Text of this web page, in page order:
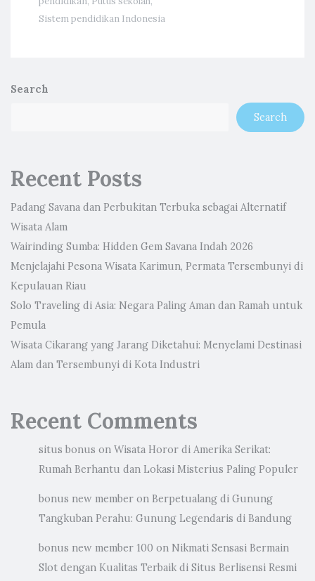
Sistem pendidikan Indonesia
Search
Search
Recent Posts
Padang Savana dan Perbukitan Terbuka sebagai Alternatif
Wisata Alam
Wairinding Sumba: Hidden Gem Savana Indah 2026
Menjelajahi Pesona Wisata Karimun, Permata Tersembunyi di
Kepulauan Riau
Solo Traveling di Asia: Negara Paling Aman dan Ramah untuk
Pemula
Wisata Cikarang yang Jarang Diketahui: Menyelami Destinasi
Alam dan Tersembunyi di Kota Industri
Recent Comments
situs bonus on Wisata Horor di Amerika Serikat:
Rumah Berhantu dan Lokasi Misterius Paling Populer
bonus new member on Berpetualang di Gunung
Tangkuban Perahu: Gunung Legendaris di Bandung
bonus new member 100 on Nikmati Sensasi Bermain
Slot dengan Kualitas Terbaik di Situs Berlisensi Resmi